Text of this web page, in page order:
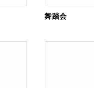
舞踏会